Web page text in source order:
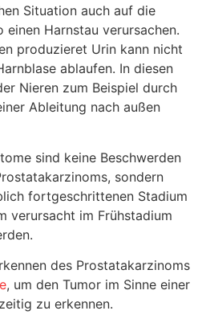
Situation auch auf die
Harnstau verursachen.
produzieret Urin kann nicht
ablaufen. In diesen
Nieren zum Beispiel durch
Ableitung nach außen
sind keine Beschwerden
sondern
fortgeschrittenen Stadium
verursacht im Frühstadium
des Prostatakarzinoms
, um den Tumor im Sinne einer
zu erkennen.